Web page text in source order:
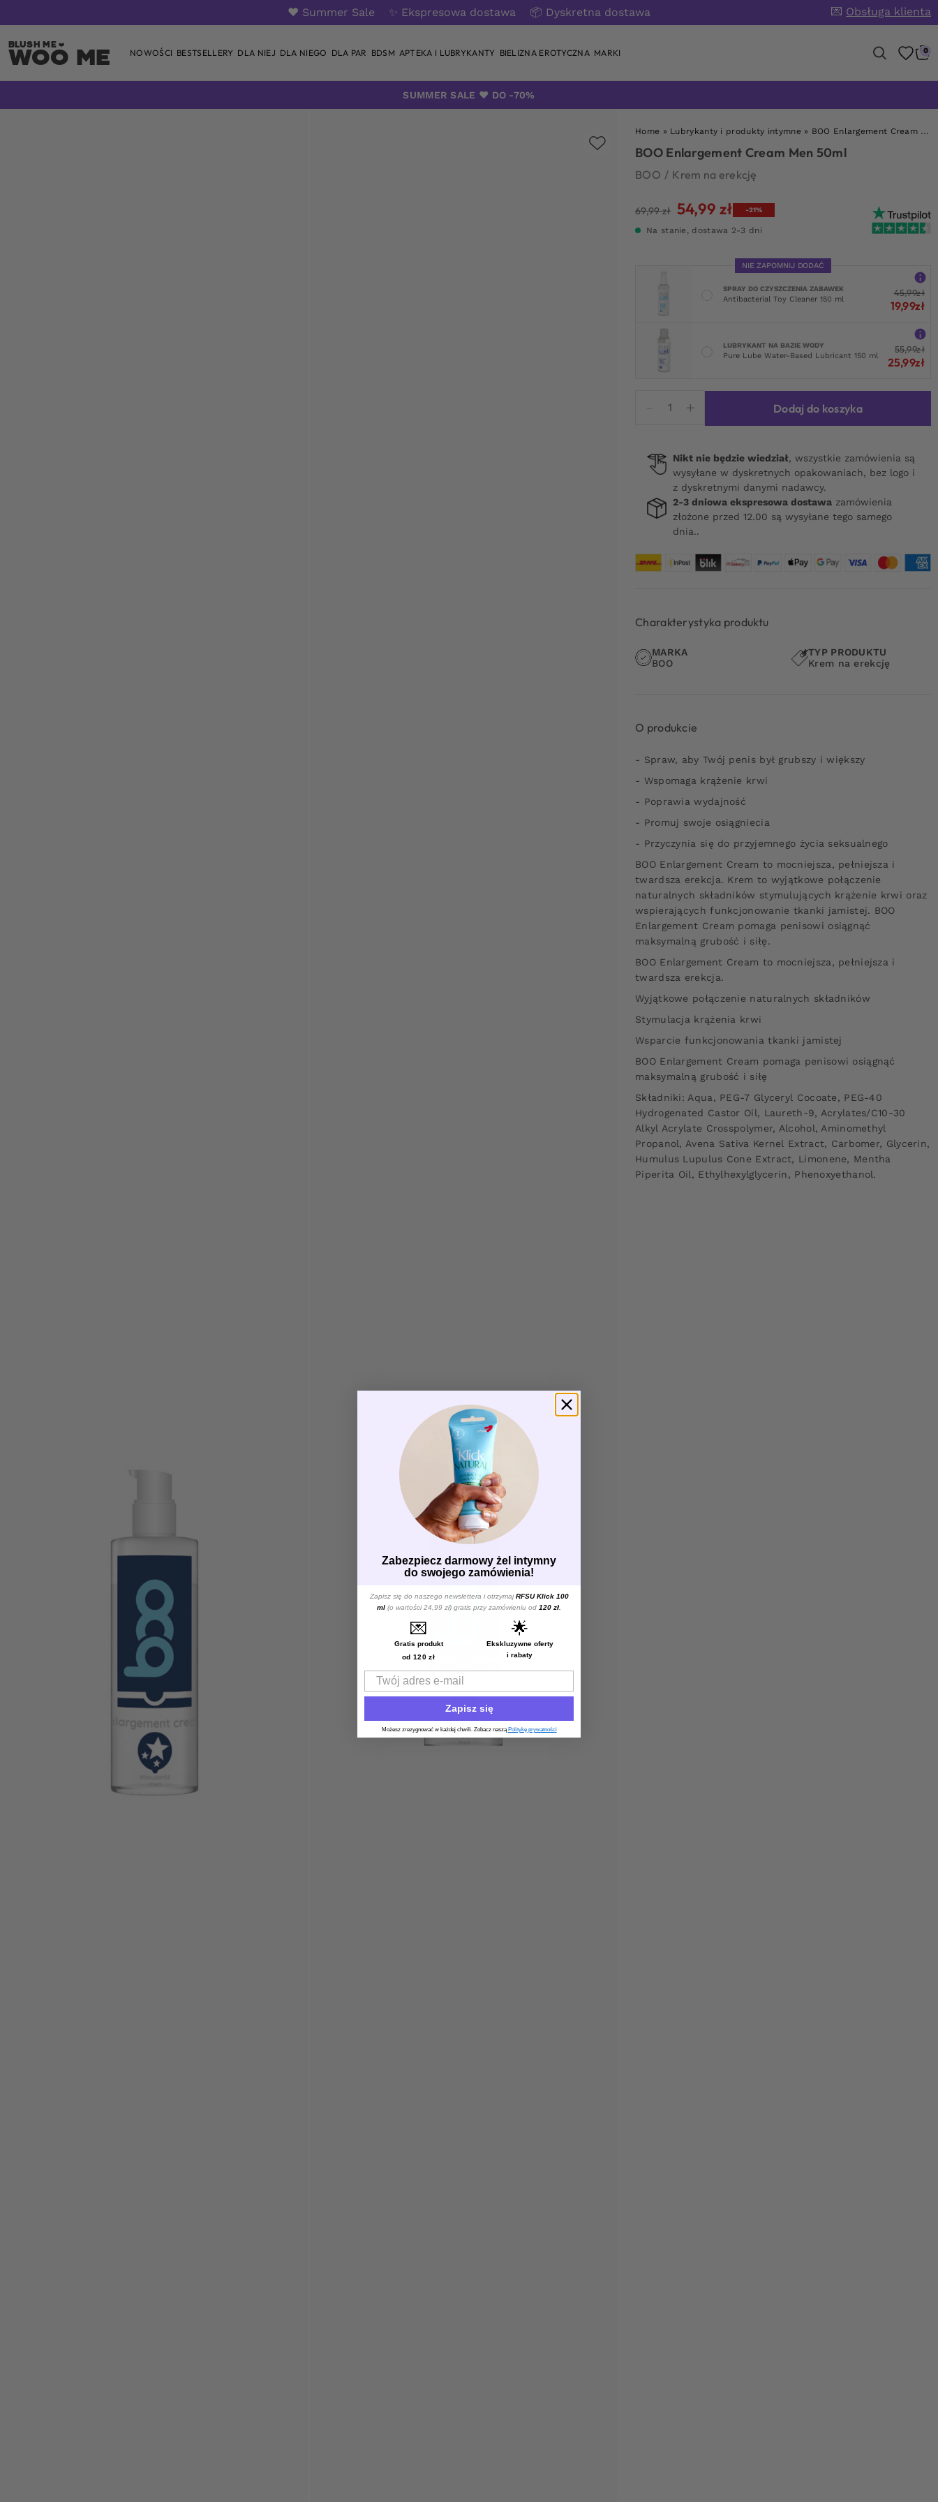
❤️ Summer Sale ✨ Ekspresowa dostawa 📦 Dyskretna dostawa 💌 Obsługa klienta
Woo Me NOWOŚCI BESTSELLERY DLA NIEJ DLA NIEGO DLA PAR BDSM APTEKA I LUBRYKANTY BIELIZNA EROTYCZNA MARKI 0
SUMMER SALE ❤️ DO -70%
Home » Lubrykanty i produkty intymne » BOO Enlargement Cream Men 50ml
BOO Enlargement Cream Men 50ml
BOO / Krem na erekcję
69,99zł Pierwotna
54,99 zł Aktualna
-21%
Na stanie, dostawa 2-3 dni
NIE ZAPOMNIJ DODAĆ
SPRAY DO CZYSZCZENIA ZABAWEK
Antibacterial Toy Cleaner 150 ml
45,99zł
19,99zł
LUBRYKANT NA BAZIE WODY
Pure Lube Water-Based Lubricant 150 ml
55,99zł
25,99zł
BOO
Men
50ml
Dodaj do koszyka
Nikt nie będzie wiedział, wszystkie zamówienia są
wysyłane w dyskretnych opakowaniach, bez logo i
z dyskretnymi danymi nadawcy.
2-3 dniowa ekspresowa dostawa zamówienia
złożone przed 12.00 są wysyłane tego samego
dnia..
Charakterystyka produktu
MARKA
BOO
TYP PRODUKTU
Krem na erekcję
O produkcie
- Spraw, aby Twój penis był grubszy i większy
- Wspomaga krążenie krwi
- Poprawia wydajność
- Promuj swoje osiągniecia
- Przyczynia się do przyjemnego życia seksualnego
BOO Enlargement Cream to mocniejsza, pełniejsza i
twardsza erekcja. Krem to wyjątkowe połączenie
naturalnych składników stymulujących krążenie krwi oraz
wspierających funkcjonowanie tkanki jamistej. BOO
Enlargement Cream pomaga penisowi osiągnąć
maksymalną grubość i siłę.
BOO Enlargement Cream to mocniejsza, pełniejsza i
twardsza erekcja.
Wyjątkowe połączenie naturalnych składników
Stymulacja krążenia krwi
Wsparcie funkcjonowania tkanki jamistej
BOO Enlargement Cream pomaga penisowi osiągnąć
maksymalną grubość i siłę
Składniki: Aqua, PEG-7 Glyceryl Cocoate, PEG-40
Hydrogenated Castor Oil, Laureth-9, Acrylates/C10-30
Alkyl Acrylate Crosspolymer, Alcohol, Aminomethyl
Propanol, Avena Sativa Kernel Extract, Carbomer, Glycerin,
Humulus Lupulus Cone Extract, Limonene, Mentha
Piperita Oil, Ethylhexylglycerin, Phenoxyethanol.
Zabezpiecz darmowy żel intymny
do swojego zamówienia!
Zapisz się do naszego newslettera i otrzymajRFSU Klick 100
ml (o wartości 24,99 zł) gratis przy zamówieniu od 120 zł
💌
Gratis produkt
od 120 zł
🌟
Ekskluzywne oferty
i rabaty
Email
Zapisz się
Możesz zrezygnować w każdej chwili. Zobacz naszą Politykę prywatności